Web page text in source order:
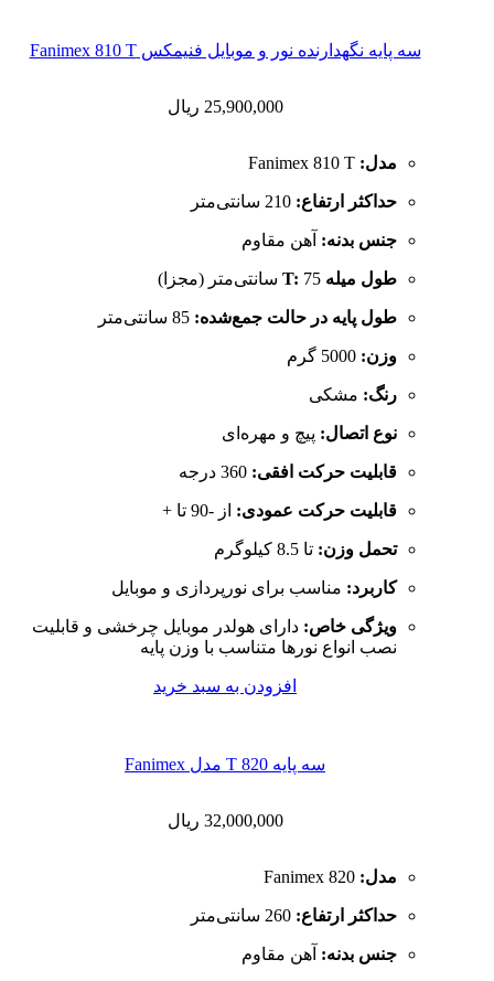
سه پایه نگهدارنده نور و موبایل فنیمکس Fanimex 810 T
25,900,000 ریال
مدل:
حداکثر ارتفاع:
جنس بدنه: آهن مقاوم
طول میله T: 75 سانتی‌متر (مجزا)
طول پایه در حالت جمع‌شده:
وزن:
رنگ: مشکی
نوع اتصال: پیچ و مهره‌ای
قابلیت حرکت افقی:
قابلیت حرکت عمودی: از -90 تا +
تحمل وزن: تا 8.5 کیلوگرم
کاربرد: مناسب برای نورپردازی و موبایل
ویژگی خاص: دارای هولدر موبایل چرخشی و قابلیت
نصب انواع نورها متناسب با وزن پایه
افزودن به سبد خرید
سه پایه 820 T مدل Fanimex
32,000,000 ریال
مدل:
حداکثر ارتفاع:
جنس بدنه: آهن مقاوم